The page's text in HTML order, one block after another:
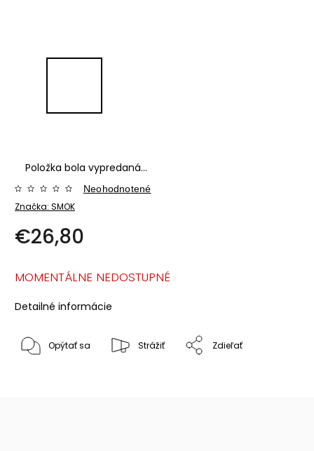
Položka bola vypredaná…
Značka: SMOK
Neohodnotené
€26,80
MOMENTÁLNE NEDOSTUPNÉ
Detailné informácie
Opýtať sa Strážiť Zdieľať